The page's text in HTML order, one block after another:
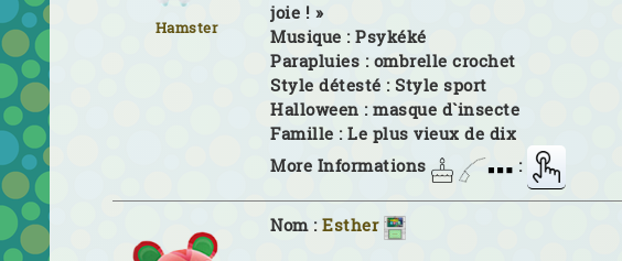
Hamster
joie ! »
Musique :Psykéké
Parapluies : ombrelle crochet
Style détesté :Style sport
Halloween :masque d`insecte
Famille :Le plus vieux de dix
More Informations
:
Nom :Esther